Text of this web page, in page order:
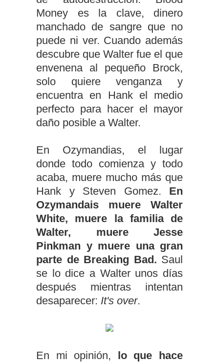
Money es la clave, dinero
manchado de sangre que no
puede ni ver. Cuando además
descubre que Walter fue el que
envenena al pequeño Brock,
solo quiere venganza y
encuentra en Hank el medio
perfecto para hacer el mayor
daño posible a Walter.
En Ozymandias, el lugar
donde todo comienza y todo
acaba, muere mucho más que
Hank y Steven Gomez. En
Ozymandais muere Walter
White, muere la familia de
Walter, muere Jesse
Pinkman y muere una gran
parte de Breaking Bad. Saul
se lo dice a Walter unos días
después mientras intentan
desaparecer: It's over.
En mi opinión, lo que hace